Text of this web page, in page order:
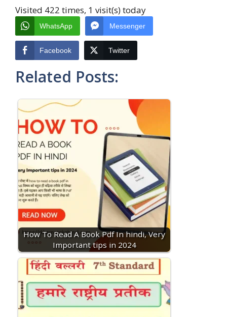
Visited 422 times, 1 visit(s) today
WhatsApp Messenger
Facebook Twitter
Related Posts:
How To Read A Book Pdf In hindi, Very
Important tips in 2024